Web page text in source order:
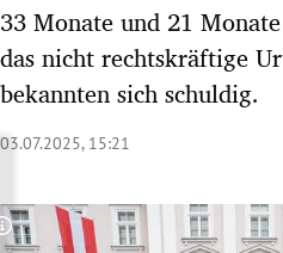
Untermenü
Untermenü
Untermenü
33 Monate und 21
das nicht rechtskräftige
bekannten sich schuldig.
03.07.2025, 15:21
Copyright-Hinweis öffnen/schließen